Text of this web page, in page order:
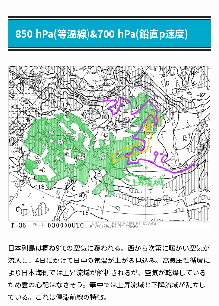
850 hPa(等温線)&700 hPa(鉛直p速度)
日本列島は概ね9℃の空気に覆われる。西から次第に暖かい空気が
流入し、4日にかけて日中の気温が上がる見込み。高気圧性循環に
より日本海側では上昇流域が解析されるが、空気が乾燥している
ため雲の心配はなさそう。華中では上昇流域と下降流域が乱立し
ている。これは停滞前線の特徴。